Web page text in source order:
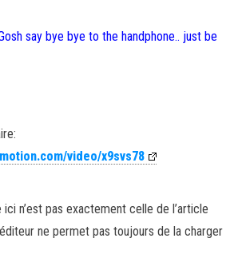
say bye bye to the handphone.. just be
video/x9svs78
ici n’est pas exactement celle de l’article
ne permet pas toujours de la charger